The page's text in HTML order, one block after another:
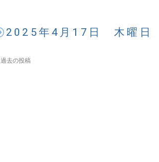
2025年4月17日 木曜日
過去の投稿